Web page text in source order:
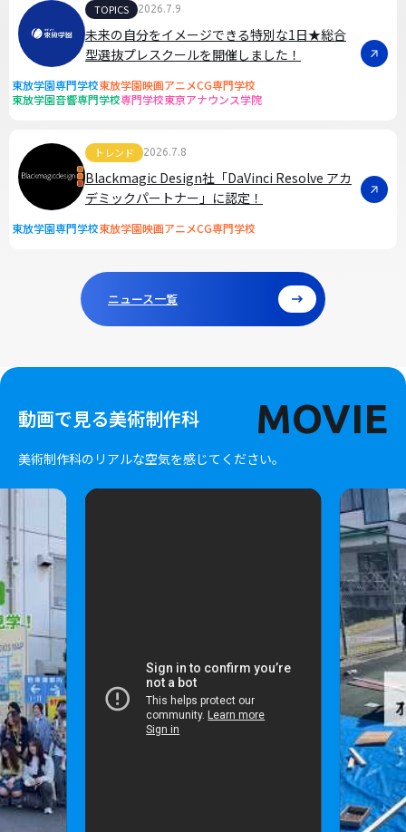
TOPICS 2026.7.9
未来の自分をイメージできる特別な1日★総合
型選抜プレスクールを開催しました！
東放学園専門学校東放学園映画アニメCG専門学校
東放学園音響専門学校専門学校東京アナウンス学院
トレンド 2026.7.8
Blackmagic Design社「DaVinci Resolve アカ
デミックパートナー」に認定！
東放学園専門学校東放学園映画アニメCG専門学校
ニュース一覧
動画で見る美術制作科 MOVIE
美術制作科のリアルな空気を感じてください。